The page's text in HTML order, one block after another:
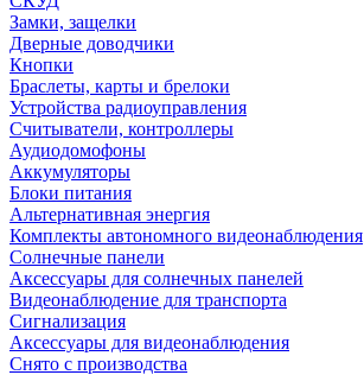
Замки, защелки
Дверные доводчики
Кнопки
Браслеты, карты и брелоки
Устройства радиоуправления
Считыватели, контроллеры
Аудиодомофоны
Аккумуляторы
Блоки питания
Альтернативная энергия
Комплекты автономного видеонаблюдения
Солнечные панели
Аксессуары для солнечных панелей
Видеонаблюдение для транспорта
Сигнализация
Аксессуары для видеонаблюдения
Снято с производства